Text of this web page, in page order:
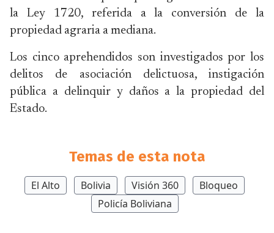
la Ley 1720, referida a la conversión de la
propiedad agraria a mediana.
Los cinco aprehendidos son investigados por los
delitos de asociación delictuosa, instigación
pública a delinquir y daños a la propiedad del
Estado.
Temas de esta nota
El Alto Bolivia Visión 360
Bloqueo
Policía Boliviana